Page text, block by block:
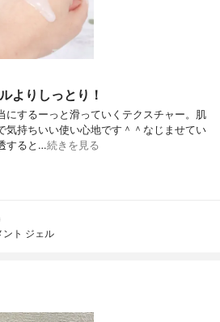
よりしっとり！
にするーっと滑っていくテクスチャー。肌
気持ちいい使い心地です＾＾なじませてい
すると…続きを見る
ント ジェル